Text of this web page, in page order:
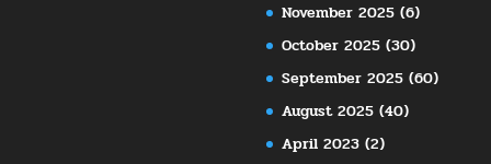
November 2025 (6)
October 2025 (30)
September 2025 (60)
August 2025 (40)
April 2023 (2)